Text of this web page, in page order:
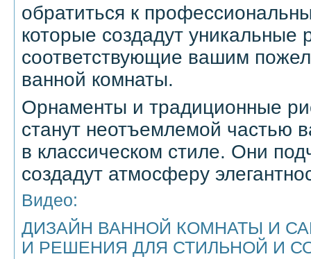
обратиться к
которые создадут уникальные
соответствующие вашим
ванной комнаты.
Орнаменты и традиционные
станут неотъемлемой частью
в классическом стиле. Они
создадут атмосферу
Видео:
ДИЗАЙН ВАННОЙ КОМНАТЫ И
И РЕШЕНИЯ ДЛЯ СТИЛЬНОЙ И